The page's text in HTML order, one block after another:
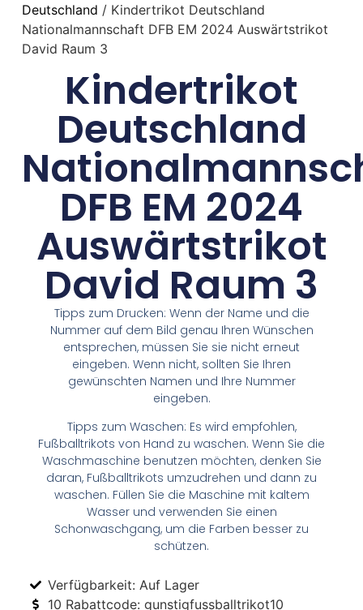
Deutschland / Kindertrikot Deutschland
Nationalmannschaft DFB EM 2024 Auswärtstrikot
David Raum 3
Kindertrikot
Deutschland
DFB EM 2024
Auswärtstrikot
David Raum 3
Tipps zum Drucken: Wenn der Name und die
Nummer auf dem Bild genau Ihren Wünschen
entsprechen, müssen Sie sie nicht erneut
eingeben. Wenn nicht, sollten Sie Ihren
gewünschten Namen und Ihre Nummer
eingeben.
Tipps zum Waschen: Es wird empfohlen,
Fußballtrikots von Hand zu waschen. Wenn Sie die
Waschmaschine benutzen möchten, denken Sie
daran, Fußballtrikots umzudrehen und dann zu
waschen. Füllen Sie die Maschine mit kaltem
Wasser und verwenden Sie einen
Schonwaschgang, um die Farben besser zu
schützen.
Verfügbarkeit: Auf Lager
10 Rabattcode: gunstigfussballtrikot10